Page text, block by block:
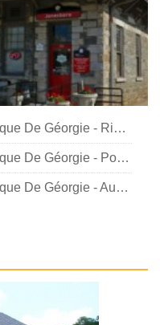
Centre D'information Touristique De Géorgie - Ringgold
Centre D'information Touristique De Géorgie - Port Wentworth (Savane)
Centre D'information Touristique De Géorgie - Augusta